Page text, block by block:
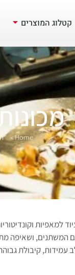
קטלוג המוצרים
Home
»
למאפיות
המשתנים, ושאיפה
עמידות, קיבולת